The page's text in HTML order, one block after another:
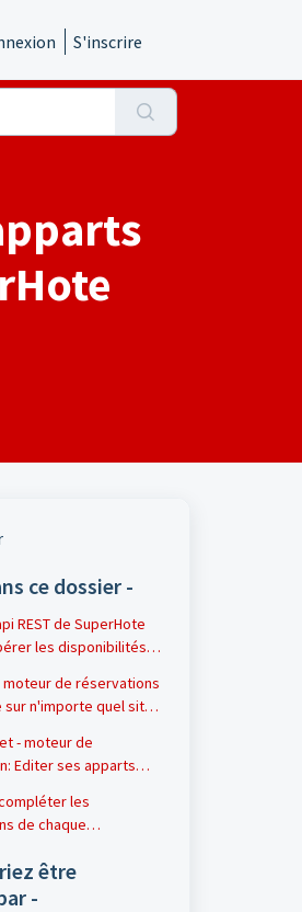
S'inscrire
ce dossier -
REST de SuperHote
les disponibilités
de réservations
sur n'importe quel site
- moteur de
Editer ses apparts
dans SuperHote
les photos, textes et
les
de chaque
SuperHote
être
-